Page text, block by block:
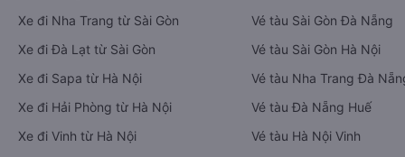
Xe đi Nha Trang từ Sài Gòn
Xe đi Đà Lạt từ Sài Gòn
Xe đi Sapa từ Hà Nội
Xe đi Hải Phòng từ Hà Nội
Xe đi Vinh từ Hà Nội
Vé tàu Sài Gòn Đà Nẵng
Vé tàu Sài Gòn Hà Nội
Vé tàu Nha Trang Đà
Vé tàu Đà Nẵng Huế
Vé tàu Hà Nội Vinh